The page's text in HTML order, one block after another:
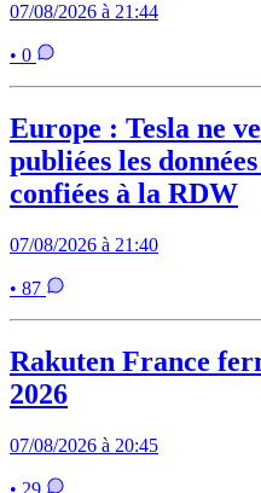
07/08/2026 à 21:44
• 0
Europe : Tesla ne
publiées les
confiées à la RDW
07/08/2026 à 21:40
• 87
Rakuten France
2026
07/08/2026 à 20:45
• 29